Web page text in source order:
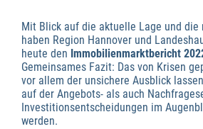
Mit Blick auf die aktuelle Lage und die
haben Region Hannover und
heute den Immobilienmarktbericht
Gemeinsames Fazit: Das von Krisen
vor allem der unsichere Ausblick
auf der Angebots- als auch
Investitionsentscheidungen im
werden.